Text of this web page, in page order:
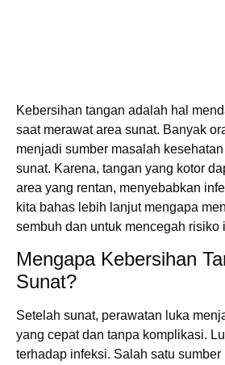
Kebersihan tangan adalah hal
saat merawat area sunat. Banyak
menjadi sumber masalah
sunat. Karena, tangan yang kotor
area yang rentan, menyebabkan
kita bahas lebih lanjut mengapa
sembuh dan untuk mencegah risiko
Mengapa Kebersihan
Sunat?
Setelah sunat, perawatan luka
yang cepat dan tanpa komplikasi.
terhadap infeksi. Salah satu